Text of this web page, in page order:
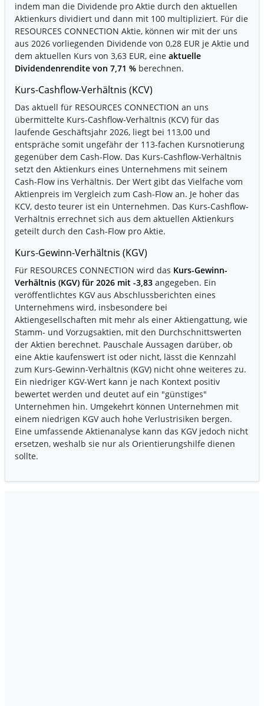
indem man die Dividende pro Aktie durch den aktuellen
Aktienkurs dividiert und dann mit 100 multipliziert. Für die
RESOURCES CONNECTION Aktie, können wir mit der uns
aus 2026 vorliegenden Dividende von 0,28 EUR je Aktie und
dem aktuellen Kurs von 3,63 EUR, eine aktuelle
Dividendenrendite von 7,71 % berechnen.
Kurs-Cashflow-Verhältnis (KCV)
Das aktuell für RESOURCES CONNECTION an uns
übermittelte Kurs-Cashflow-Verhältnis (KCV) für das
laufende Geschäftsjahr 2026, liegt bei 113,00 und
entspräche somit ungefähr der 113-fachen Kursnotierung
gegenüber dem Cash-Flow. Das Kurs-Cashflow-Verhältnis
setzt den Aktienkurs eines Unternehmens mit seinem
Cash-Flow ins Verhältnis. Der Wert gibt das Vielfache vom
Aktienpreis im Vergleich zum Cash-Flow an. Je hoher das
KCV, desto teurer ist ein Unternehmen. Das Kurs-Cashflow-
Verhältnis errechnet sich aus dem aktuellen Aktienkurs
geteilt durch den Cash-Flow pro Aktie.
Kurs-Gewinn-Verhältnis (KGV)
Für RESOURCES CONNECTION wird das Kurs-Gewinn-
Verhältnis (KGV) für 2026 mit -3,83 angegeben. Ein
veröffentlichtes KGV aus Abschlussberichten eines
Unternehmens wird, insbesondere bei
Aktiengesellschaften mit mehr als einer Aktiengattung, wie
Stamm- und Vorzugsaktien, mit den Durchschnittswerten
der Aktien berechnet. Pauschale Aussagen darüber, ob
eine Aktie kaufenswert ist oder nicht, lässt die Kennzahl
zum Kurs-Gewinn-Verhältnis (KGV) nicht ohne weiteres zu.
Ein niedriger KGV-Wert kann je nach Kontext positiv
bewertet werden und deutet auf ein "günstiges"
Unternehmen hin. Umgekehrt können Unternehmen mit
einem niedrigen KGV auch hohe Verlustrisiken bergen.
Eine umfassende Aktienanalyse kann das KGV jedoch nicht
ersetzen, weshalb sie nur als Orientierungshilfe dienen
sollte.